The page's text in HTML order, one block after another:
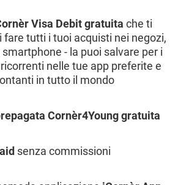
Visa Debit gratuita che ti
fare tutti i tuoi acquisti nei negozi,
- la puoi salvare per i
nelle tue app preferite e
in tutto il mondo
Cornèr4Young gratuita
senza commissioni